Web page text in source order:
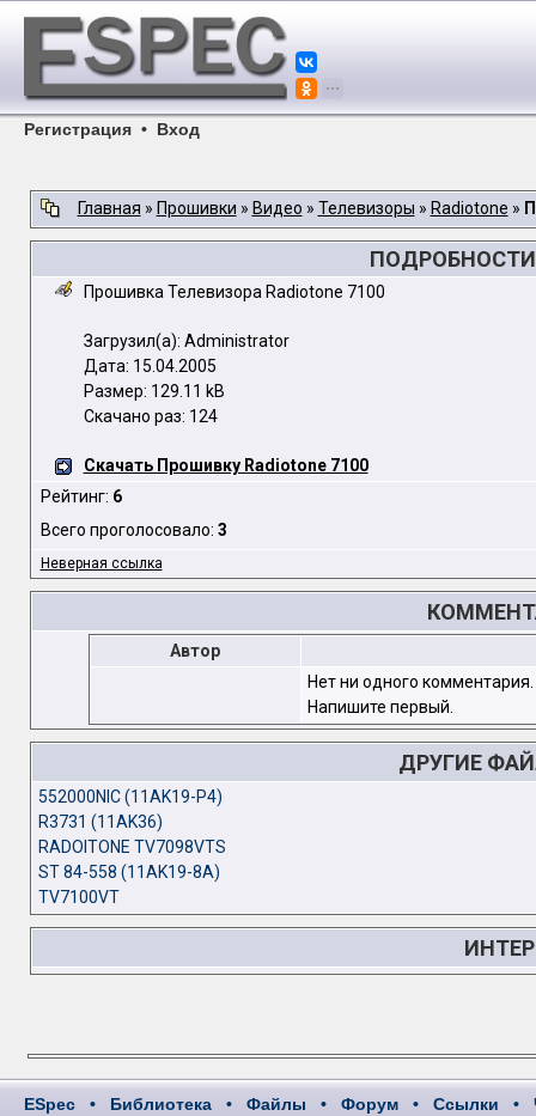
Регистрация • Вход
Главная » Прошивки » Видео » Телевизоры » Radiotone »
ПОДРОБНОСТИ
Прошивка Телевизора Radiotone 7100
Загрузил(а): Administrator
Дата: 15.04.2005
Размер: 129.11 kB
Скачано раз: 124
Скачать Прошивку Radiotone 7100
Рейтинг: 6
Всего проголосовало: 3
Неверная ссылка
Автор
Нет ни одного комментария.
Напишите первый.
ДРУГИЕ
552000NIC (11AK19-P4)
R3731 (11AK36)
RADOITONE TV7098VTS
ST 84-558 (11AK19-8A)
TV7100VT
ESpec • Библиотека • Файлы • Форум • Ссылки •